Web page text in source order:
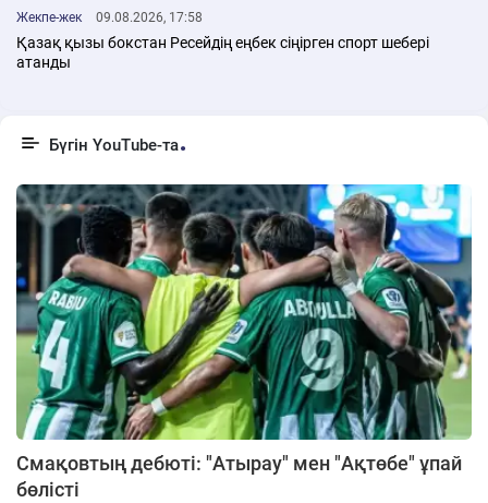
Жекпе-жек 09.08.2026, 17:58
Қазақ қызы бокстан Ресейдің еңбек сіңірген спорт шебері
атанды
Бүгін YouTube-та
Смақовтың дебюті: "Атырау" мен "Ақтөбе" ұпай
бөлісті